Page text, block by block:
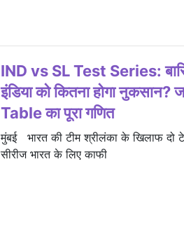
IND vs SL Test Series:
इंडिया को कितना होगा
Table का पूरा गणित
मुंबई भारत की टीम श्रीलंका के खिलाफ दो
सीरीज भारत के लिए काफी